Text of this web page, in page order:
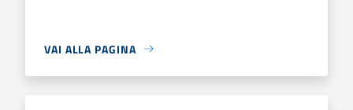
VAI ALLA PAGINA